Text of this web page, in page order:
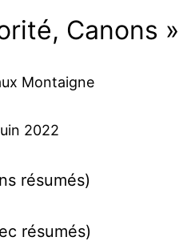
Canons »
Montaigne
2022
résumés)
résumés)